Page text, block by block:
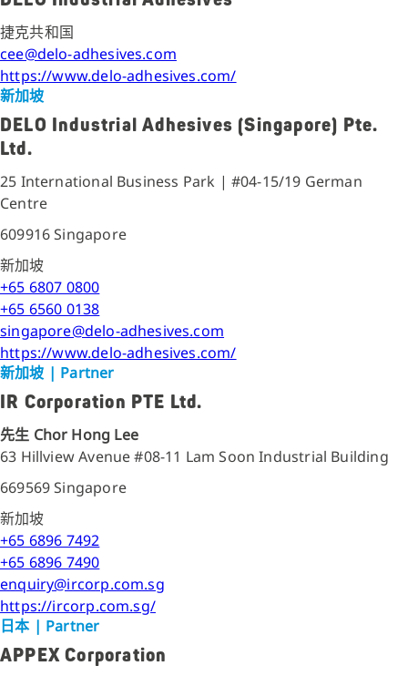
捷克共和国
cee@delo-adhesives.com
https://www.delo-adhesives.com/
新加坡
DELO Industrial Adhesives (Singapore) Pte.
Ltd.
25 International Business Park | #04-15/19 German
Centre
609916 Singapore
新加坡
+65 6807 0800
+65 6560 0138
singapore@delo-adhesives.com
https://www.delo-adhesives.com/
新加坡 | Partner
IR Corporation PTE Ltd.
先生 Chor Hong Lee
63 Hillview Avenue #08-11 Lam Soon Industrial Building
669569 Singapore
新加坡
+65 6896 7492
+65 6896 7490
enquiry@ircorp.com.sg
https://ircorp.com.sg/
日本 | Partner
APPEX Corporation